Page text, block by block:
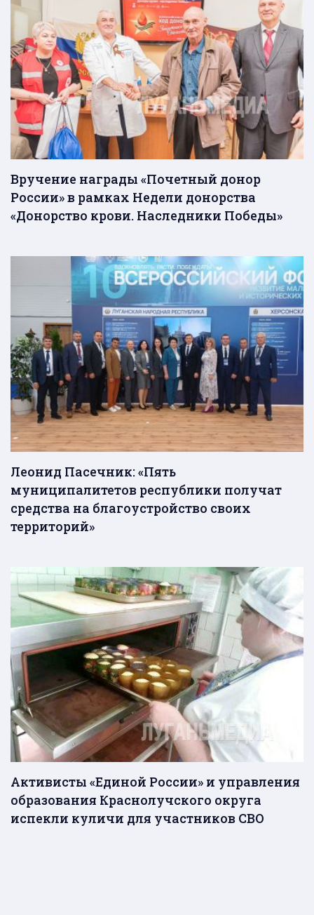
Вручение награды «Почетный донор
России» в рамках Недели донорства
«Донорство крови. Наследники Победы»
Леонид Пасечник: «Пять
муниципалитетов республики получат
средства на благоустройство своих
территорий»
Активисты «Единой России» и управления
образования Краснолучского округа
испекли куличи для участников СВО